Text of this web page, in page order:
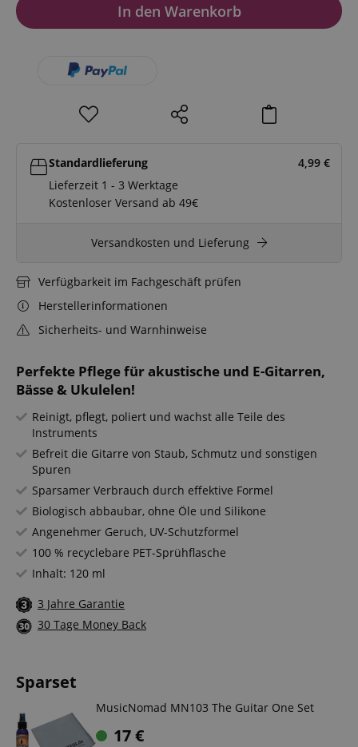
Perfekte Pflege für akustische und E-Gitarren,
Bässe & Ukulelen!
Reinigt, pflegt, poliert und wachst alle Teile des
Instruments
Befreit die Gitarre von Staub, Schmutz und sonstigen
Spuren
Sparsamer Verbrauch durch effektive Formel
Biologisch abbaubar, ohne Öle und Silikone
Angenehmer Geruch, UV-Schutzformel
100 % recyclebare PET-Sprühflasche
Inhalt: 120 ml
3 Jahre Garantie
30 Tage Money Back
In den Warenkorb
Standardlieferung 4,99 €
Lieferzeit 1 - 3 Werktage
Kostenloser Versand ab 49€
Versandkosten und Lieferung
Verfügbarkeit im Fachgeschäft prüfen
Herstellerinformationen
Sicherheits- und Warnhinweise
Sparset
MusicNomad MN103 The Guitar One Set
17€